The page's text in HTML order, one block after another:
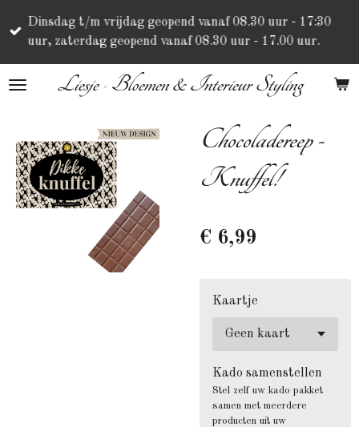
direct
hoofdinhoud
Liesje•Bloemen & Interieur Styling
Dinsdag t/m vrijdag geopend vanaf 08.30 uur - 17:30
uur, zaterdag geopend vanaf 08.30 uur - 17.00 uur.
Chocoladereep -
Knuffel!
€ 6,99
Kaartje
Kado samenstellen
Stel zelf uw kado pakket
samen met meerdere
producten uit uw